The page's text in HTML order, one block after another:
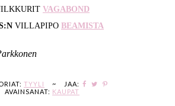
VAGABOND
VILLAPIPO BEAMISTA
TYYLI ~
JAA:
AVAINSANAT: KAUPAT